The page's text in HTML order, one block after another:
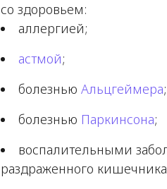
со здоровьем:
аллергией;
астмой;
болезнью Альцгеймера;
болезнью Паркинсона;
воспалительными
раздраженного